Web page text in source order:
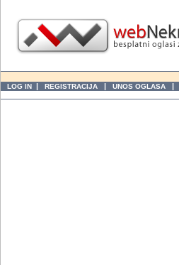
LOG IN | REGISTRACIJA | UNOS OGLASA |